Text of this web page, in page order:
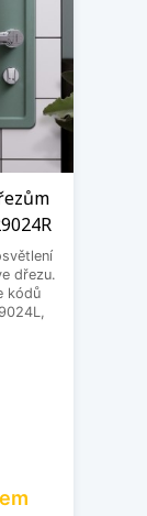
dřezu.
kódů